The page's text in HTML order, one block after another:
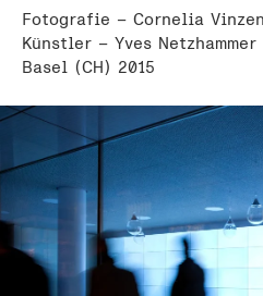
Fotografie – Cornelia
Künstler – Yves Netzhammer
Basel (CH) 2015